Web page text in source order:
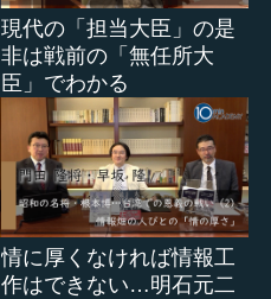
現代の「担当大臣」の是
非は戦前の「無任所大
臣」でわかる
情に厚くなければ情報工
作はできない…明石元二